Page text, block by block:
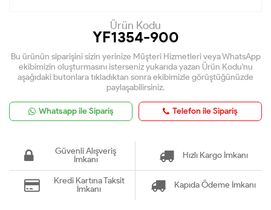
Ürün Kodu
YF1354-900
Bu ürünün siparişini sizin yerinize Müşteri Hizmetleri veya WhatsApp
ekibimizin oluşturmasını isterseniz yukarıda yazan Ürün Kodu'nu
aşağıdaki butonlara tıkladıktan sonra ekibimizle görüştüğünüzde
paylaşabilirsiniz.
Whatsapp ile Sipariş Telefon ile Sipariş
Güvenli Alışveriş
İmkanı
Hızlı Kargo İmkanı
Kredi Kartına Taksit
İmkanı
Kapıda Ödeme İmkanı